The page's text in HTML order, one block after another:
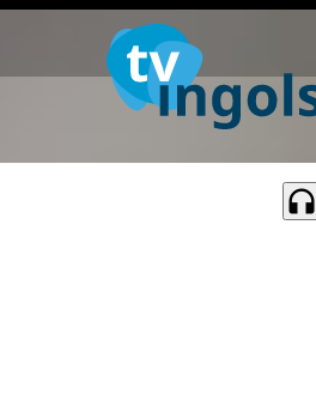
headphones